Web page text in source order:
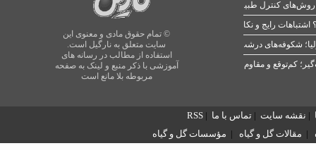
© تمام حقوق مادی و معنوی این
سایت متعلق به نارگیل است.
استفاده از مطالب در رسانه های
آموزشی با ذکر منبع و لینک به صفحه
مربوطه بلا مانع است
رایج و نکات طلایی
شکوفه‌های درشت در بهار
| نقشه سایت | تماس با ما |
RSS
| مقالات گل و گیاه | مؤسسات گل و گیاه